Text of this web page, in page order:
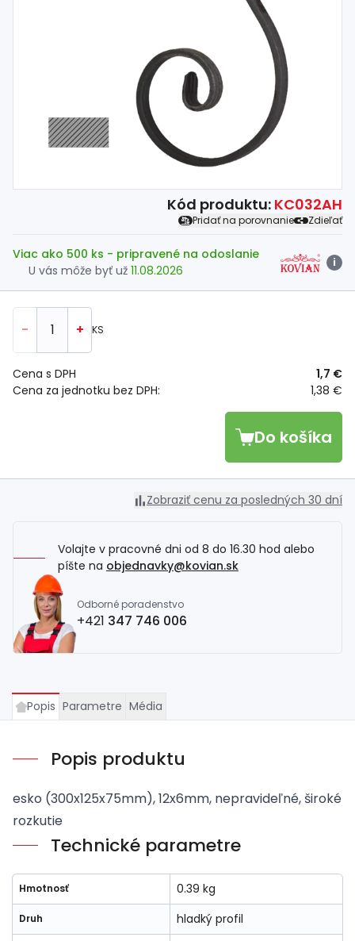
Kód produktu: KC032AH
Pridať na porovnanie Zdieľať
Viac ako 500 ks - pripravené na odoslanie
U vás môže byť už 11.08.2026
i
- + KS
Cena za jednotku bez DPH: 1,38 €
Cena s DPH 1,7 €
Do košíka
Zobraziť cenu za posledných 30 dní
Volajte v pracovné dni od 8 do 16.30 hod alebo
píšte na objednavky@kovian.sk
Odborné poradenstvo
+421 347 746 006
Popis Parametre Média
Popis produktu
esko (300x125x75mm), 12x6mm, nepravideľné, široké
rozkutie
Technické parametre
Hmotnosť 0.39 kg
Druh hladký profil